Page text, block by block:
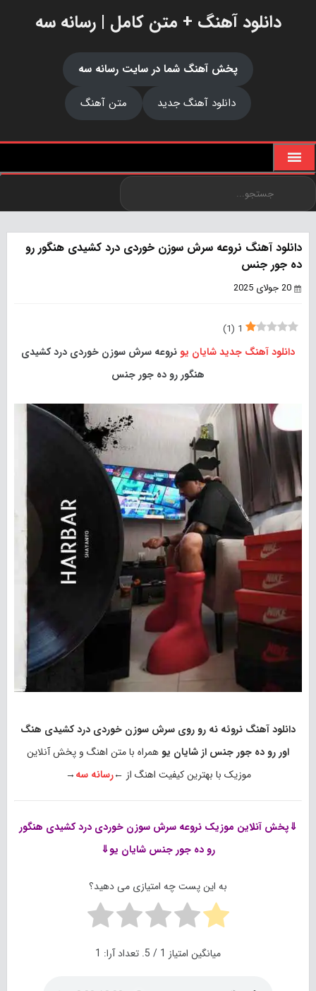
دانلود آهنگ + متن کامل | رسانه سه
پخش آهنگ شما در سایت رسانه سه
دانلود آهنگ جدید
متن آهنگ
دانلود آهنگ نروعه سرش سوزن خوردی درد کشیدی هنگور رو
ده جور جنس
20 جولای 2025
1
(
1
)
دانلود آهنگ جدیدشایان یو نروعه سرش سوزن خوردی درد کشیدی
هنگور رو ده جور جنس
دانلود آهنگ نروئه نه رو روی سرش سوزن خوردی درد کشیدی هنگ
اور رو ده جور جنس از شایان یو همراه با متن اهنگ و پخش آنلاین
موزیک با بهترین کیفیت اهنگ از ←رسانه سه→
⇓پخش آنلاین موزیکنروعه سرش سوزن خوردی درد کشیدی هنگور
رو ده جور جنس شایان یو⇓
به این پست چه امتیازی می دهید؟
میانگین امتیاز 1 / 5. تعداد آرا: 1